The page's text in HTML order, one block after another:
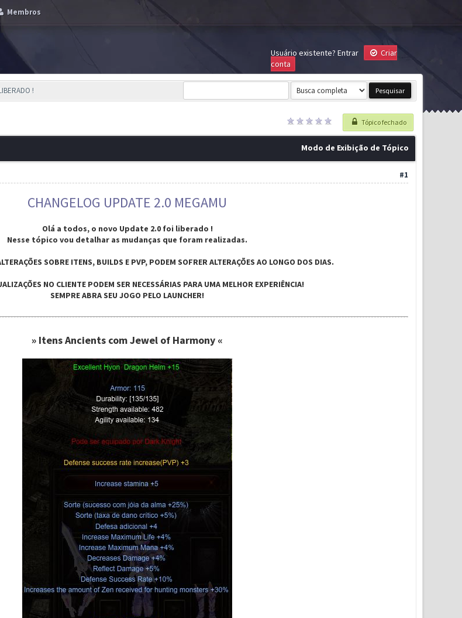
Membros
Usuário existente? Entrar
Criar
conta
!
Tópico fechado
Modo de Exibição de Tópico
#1
CHANGELOG UPDATE 2.0 MEGAMU
Olá a todos, o novo Update 2.0 foi liberado !
Nesse tópico vou detalhar as mudanças que foram realizadas.
SOBRE ITENS, BUILDS E PVP, PODEM SOFRER ALTERAÇÕES AO LONGO DOS DIAS.
NO CLIENTE PODEM SER NECESSÁRIAS PARA UMA MELHOR EXPERIÊNCIA!
SEMPRE ABRA SEU JOGO PELO LAUNCHER!
» Itens Ancients com Jewel of Harmony «